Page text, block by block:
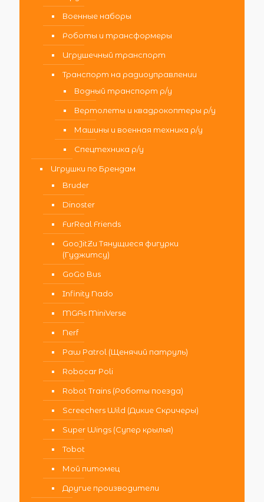
Военные наборы
Роботы и трансформеры
Игрушечный транспорт
Транспорт на радиоуправлении
Водный транспорт р/у
Вертолеты и квадрокоптеры р/у
Машины и военная техника р/у
Спецтехника р/у
Игрушки по Брендам
Bruder
Dinoster
FurReal Friends
GooJitZu Тянущиеся фигурки
(Гуджитсу)
GoGo Bus
Infinity Nado
MGAs MiniVerse
Nerf
Paw Patrol (Щенячий патруль)
Robocar Poli
Robot Trains (Роботы поезда)
Screechers Wild (Дикие Скричеры)
Super Wings (Супер крылья)
Tobot
Мой питомец
Другие производители